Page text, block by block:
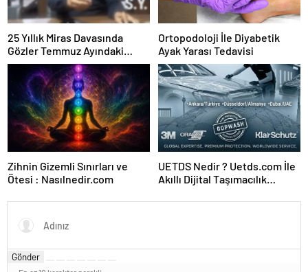
25 Yıllık Miras Davasında
Gözler Temmuz Ayındaki
Karar Duruşmasına Çevrildi
Ortopodoloji İle Diyabetik
Ayak Yarası Tedavisi
Zihnin Gizemli Sınırları ve
Ötesi : Nasılnedir.com
UETDS Nedir ? Uetds.com İle
Akıllı Dijital Taşımacılık
Gönder